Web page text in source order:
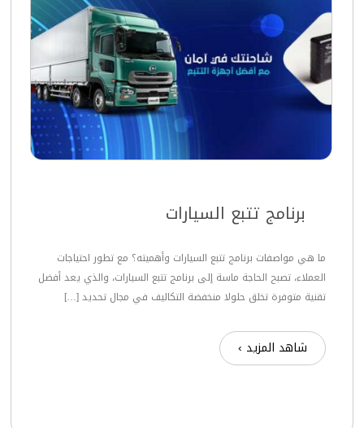
برنامج تتبع السيارات
ما هي مواصفات برنامج تتبع السيارات وأهميته؟ مع تطور احتياجات
العملاء، تصبح الحاجة ماسة إلى برنامج تتبع السيارات، والذي يعد أفضل
تقنية متوفرة تخلق حلولا منخفضة التكاليف في مجال تحديد […]
شاهد المزيد ›